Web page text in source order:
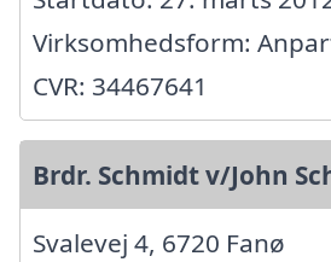
Virksomhedsform:
CVR: 34467641
Brdr. Schmidt v/John
Svalevej 4, 6720 Fanø